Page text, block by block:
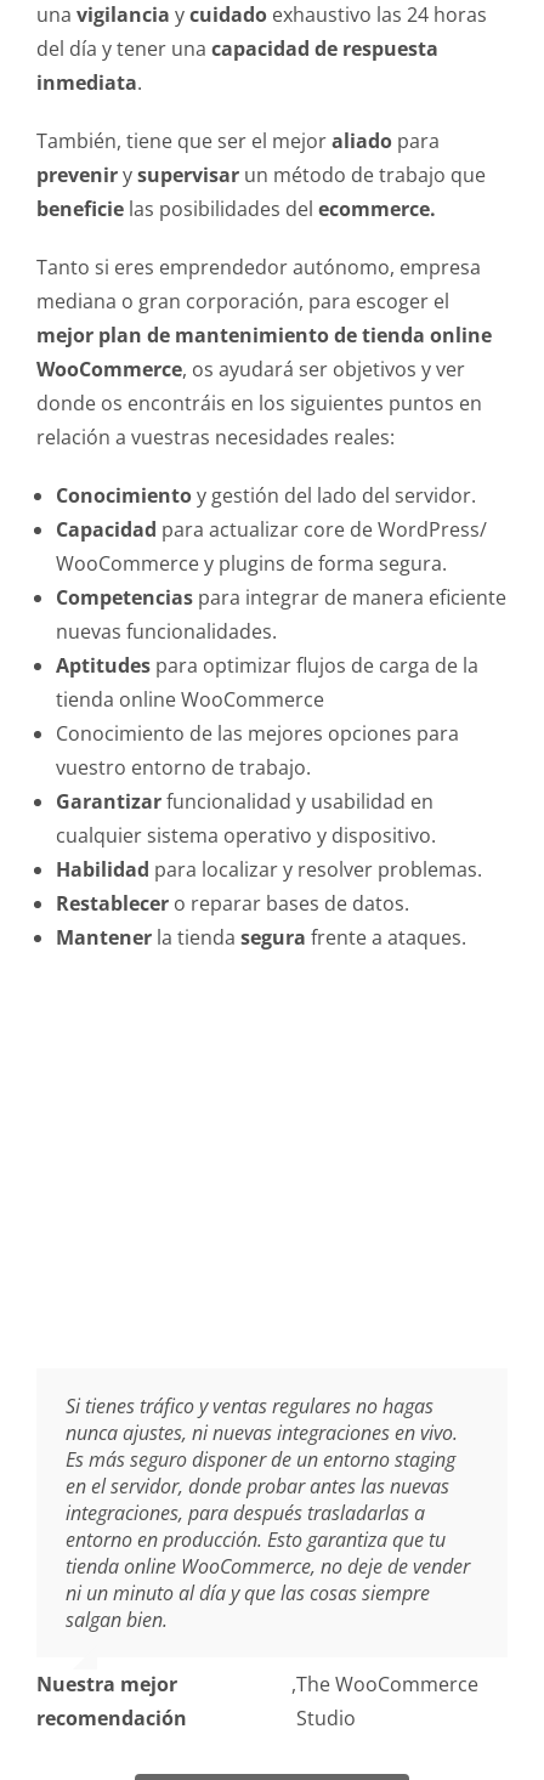
una vigilancia ycuidado exhaustivo las 24 horas
del día y tener una capacidad de respuesta
inmediata.
También, tiene que ser el mejoraliadopara
prevenirysupervisarun método de trabajo que
beneficielas posibilidades del ecommerce.
Tanto si eres emprendedor autónomo, empresa
mediana o gran corporación, para escoger el
mejor plan de mantenimiento de tienda online
WooCommerce, os ayudará ser objetivos y ver
donde os encontráis en los siguientes puntos en
relación a vuestras necesidades reales:
Conocimientoy gestión del lado del servidor.
Capacidad para actualizar core de WordPress/
WooCommerce y plugins de forma segura.
Competenciaspara integrar de manera eficiente
nuevas funcionalidades.
Aptitudespara optimizar flujos de carga de la
tienda online WooCommerce
Conocimiento de las mejores opciones para
vuestro entorno de trabajo.
Garantizarfuncionalidad y usabilidad en
cualquier sistema operativo y dispositivo.
Habilidad para localizar y resolver problemas.
Restablecero reparar bases de datos.
Mantenerla tienda segura frente a ataques.
Si tienes tráfico y ventas regulares no hagas
nunca ajustes, ni nuevas integraciones en vivo.
Es más seguro disponer de un entorno staging
en el servidor, donde probar antes las nuevas
integraciones, para después trasladarlas a
entorno en producción. Esto garantiza que tu
tienda online WooCommerce, no deje de vender
ni un minuto al día y que las cosas siempre
salgan bien.
Nuestra mejor
recomendación
,The WooCommerce
Studio